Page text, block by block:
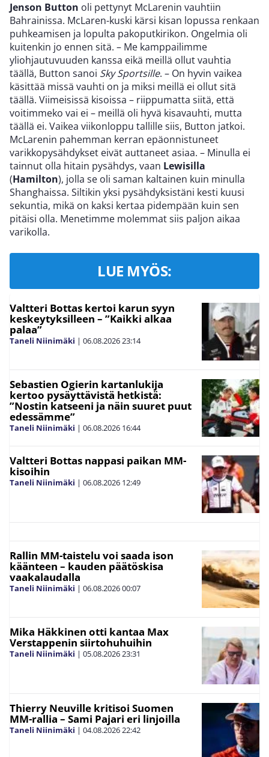
Jenson Button oli pettynyt McLarenin vauhtiin
Bahrainissa. McLaren-kuski kärsi kisan lopussa renkaan
puhkeamisen ja lopulta pakoputkirikon. Ongelmia oli
kuitenkin jo ennen sitä. – Me kamppailimme
yliohjautuvuuden kanssa eikä meillä ollut vauhtia
täällä, Button sanoi Sky Sportsille. – On hyvin vaikea
käsittää missä vauhti on ja miksi meillä ei ollut sitä
täällä. Viimeisissä kisoissa – riippumatta siitä, että
voitimmeko vai ei – meillä oli hyvä kisavauhti, mutta
täällä ei. Vaikea viikonloppu tallille siis, Button jatkoi.
McLarenin pahemman kerran epäonnistuneet
varikkopysähdykset eivät auttaneet asiaa. – Minulla ei
tainnut olla hitain pysähdys, vaan Lewisilla
(Hamilton), jolla se oli saman kaltainen kuin minulla
Shanghaissa. Siltikin yksi pysähdyksistäni kesti kuusi
sekuntia, mikä on kaksi kertaa pidempään kuin sen
pitäisi olla. Menetimme molemmat siis paljon aikaa
varikolla.
LUE MYÖS:
Valtteri Bottas kertoi karun syyn
keskeytyksilleen – ”Kaikki alkaa
palaa”
Taneli Niinimäki | 06.08.202623:14
Sebastien Ogierin kartanlukija
kertoo pysäyttävistä hetkistä:
”Nostin katseeni ja näin suuret puut
edessämme”
Taneli Niinimäki | 06.08.2026 16:44
Valtteri Bottas nappasi paikan MM-
kisoihin
Taneli Niinimäki | 06.08.2026 12:49
Rallin MM-taistelu voi saada ison
käänteen – kauden päätöskisa
vaakalaudalla
Taneli Niinimäki | 06.08.202600:07
Mika Häkkinen otti kantaa Max
Verstappenin siirtohuhuihin
Taneli Niinimäki | 05.08.202623:31
Thierry Neuville kritisoi Suomen
MM-rallia – Sami Pajari eri linjoilla
Taneli Niinimäki | 04.08.202622:42